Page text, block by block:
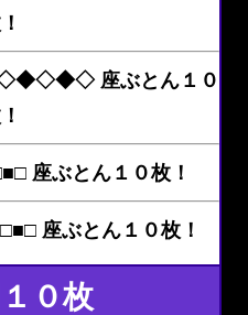
座ぶとん１０
座ぶとん１０枚！
座ぶとん１０枚！
０枚